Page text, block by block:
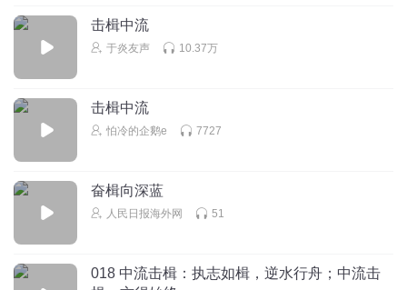
击楫中流
于炎友声 10.37万
击楫中流
怕冷的企鹅e 7727
奋楫向深蓝
人民日报海外网 51
018 中流击楫：执志如楫，逆水行舟；中流击